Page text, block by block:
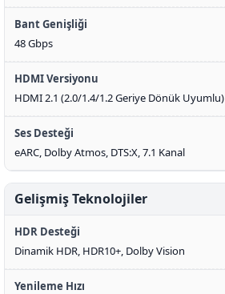
Bant Genişliği
48 Gbps
HDMI Versiyonu
HDMI 2.1 (2.0/1.4/1.2 Geriye Dönük Uyumlu)
Ses Desteği
eARC, Dolby Atmos, DTS:X, 7.1 Kanal
Gelişmiş Teknolojiler
HDR Desteği
Dinamik HDR, HDR10+, Dolby Vision
Yenileme Hızı